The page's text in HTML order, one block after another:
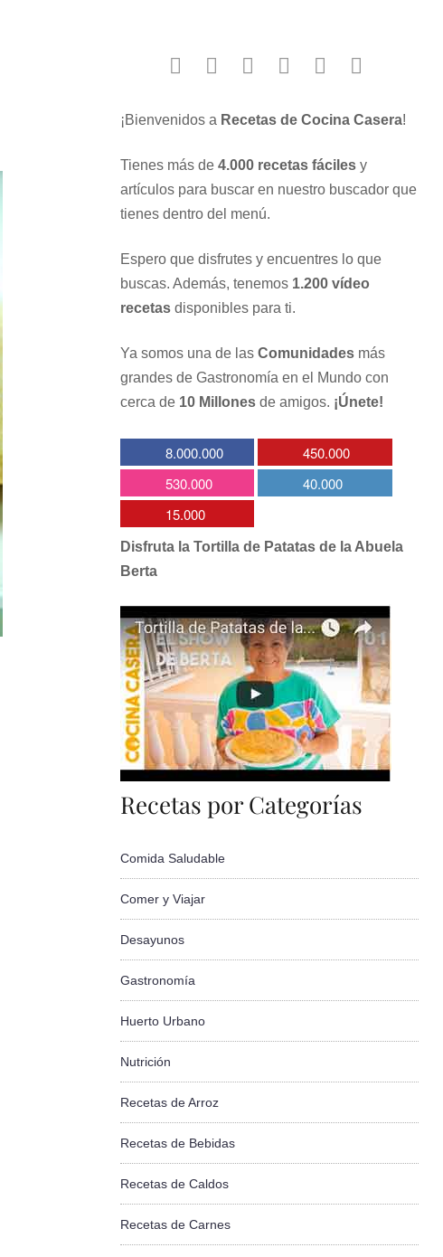
¡Bienvenidos a Recetas de Cocina Casera!
Tienes más de 4.000 recetas fácilesy
artículos para buscar en nuestro buscador que
tienes dentro del menú.
Espero que disfrutes y encuentres lo que
buscas. Además, tenemos 1.200 vídeo
recetasdisponibles para ti.
Ya somos una de las Comunidadesmás
grandes de Gastronomía en el Mundo con
cerca de 10 Millonesde amigos. ¡Únete!
8.000.000
450.000
530.000
40.000
15.000
Disfruta la Tortilla de Patatas de la Abuela
Berta
Recetas por Categorías
Comida Saludable
Comer y Viajar
Desayunos
Gastronomía
Huerto Urbano
Nutrición
Recetas de Arroz
Recetas de Bebidas
Recetas de Caldos
Recetas de Carnes